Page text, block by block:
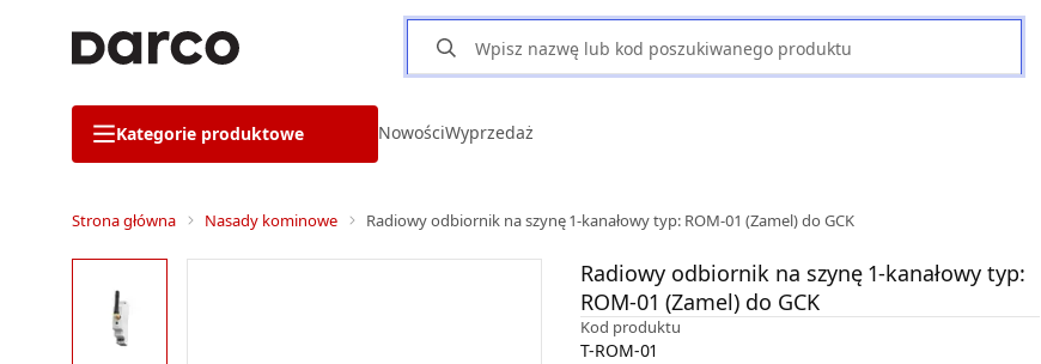
Kategorie produktowe NowościWyprzedaż
Strona główna Nasady kominowe Radiowy odbiornik na szynę 1-kanałowy typ: ROM-01 (Zamel) do GCK
Radiowy odbiornik na szynę 1-kanałowy typ:
ROM-01 (Zamel) do GCK
Kod produktu
T-ROM-01